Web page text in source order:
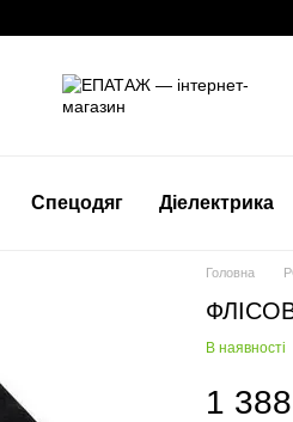
Спецодяг Діелектрика
Головна
В наявності
1